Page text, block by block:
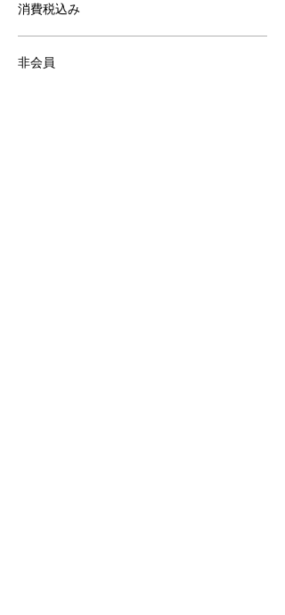
消費税込み
非会員